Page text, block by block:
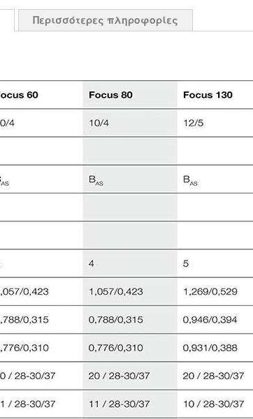
Περισσότερες πληροφορίες